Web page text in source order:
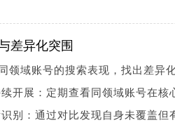
差异化突围
领域账号的搜索表现，找出差异
开展：定期查看同领域账号在核
别：通过对比发现自身未覆盖